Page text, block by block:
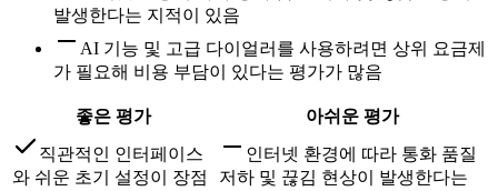
발생한다는 지적이 있음
AI 기능 및 고급 다이얼러를 사용하려면 상위 요금제
가 필요해 비용 부담이 있다는 평가가 많음
좋은 평가
아쉬운 평가
직관적인 인터페이스
와 쉬운 초기 설정이 장점
인터넷 환경에 따라 통화 품질
저하 및 끊김 현상이 발생한다는